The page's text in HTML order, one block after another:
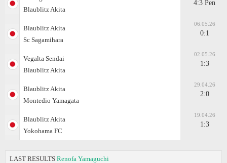
Blaublitz Akita
4:3 Pen
Blaublitz Akita
Sc Sagamihara
06.05.26
0:1
Vegalta Sendai
Blaublitz Akita
02.05.26
1:3
Blaublitz Akita
Montedio Yamagata
29.04.26
2:0
Blaublitz Akita
Yokohama FC
19.04.26
1:3
LAST RESULTS Renofa Yamaguchi